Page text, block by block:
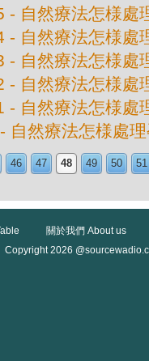
- 自然療法怎様處
- 自然療法怎様處
- 自然療法怎様處
- 自然療法怎様處
- 自然療法怎様處
自然療法怎様處
46 47 48 49 50 51
關於我們 About us
Copyright 2026